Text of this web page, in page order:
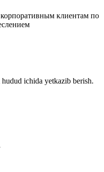
клиентам по
ichida yetkazib berish.